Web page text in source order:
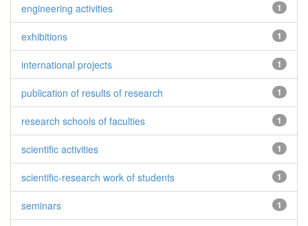
1
engineering activities
1
exhibitions
1
international projects
1
publication of results of research
1
research schools of faculties
1
scientific activities
1
scientific-research work of students
1
seminars